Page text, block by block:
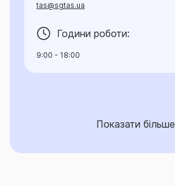
tas@sgtas.ua
Години роботи:
9:00 - 18:00
Показати більше